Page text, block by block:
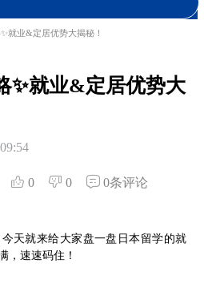
就业&定居优势大揭秘！
✨就业&定居优势大
0 0
0条评论
天就来给大家盘一盘日本留学的就
，速速码住！